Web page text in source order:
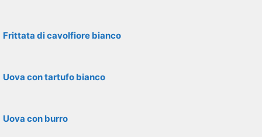
Frittata di cavolfiore bianco
Uova con tartufo bianco
Uova con burro